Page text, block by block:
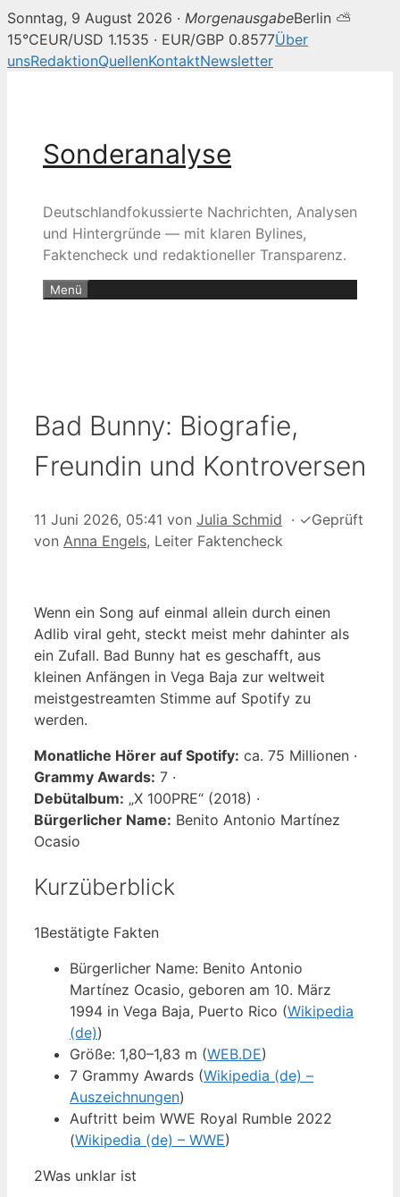
Sonntag, 9 August 2026 · MorgenausgabeBerlin ⛅
15°CEUR/USD 1.1535 · EUR/GBP 0.8577Über
unsRedaktionQuellenKontaktNewsletter
Sonderanalyse
Deutschlandfokussierte Nachrichten, Analysen
und Hintergründe — mit klaren Bylines,
Faktencheck und redaktioneller Transparenz.
Menü
Bad Bunny: Biografie,
Freundin und Kontroversen
11 Juni 2026, 05:41 von Julia Schmid · ✓Geprüft
von Anna Engels, Leiter Faktencheck
Wenn ein Song auf einmal allein durch einen
Adlib viral geht, steckt meist mehr dahinter als
ein Zufall. Bad Bunny hat es geschafft, aus
kleinen Anfängen in Vega Baja zur weltweit
meistgestreamten Stimme auf Spotify zu
werden.
Monatliche Hörer auf Spotify: ca. 75 Millionen ·
Grammy Awards: 7 ·
Debütalbum: „X 100PRE“ (2018) ·
Bürgerlicher Name: Benito Antonio Martínez
Ocasio
Kurzüberblick
1Bestätigte Fakten
Bürgerlicher Name: Benito Antonio
Martínez Ocasio, geboren am 10. März
1994 in Vega Baja, Puerto Rico (Wikipedia
(de))
Größe: 1,80–1,83 m (WEB.DE)
7 Grammy Awards (Wikipedia (de) –
Auszeichnungen)
Auftritt beim WWE Royal Rumble 2022
(Wikipedia (de) – WWE)
2Was unklar ist